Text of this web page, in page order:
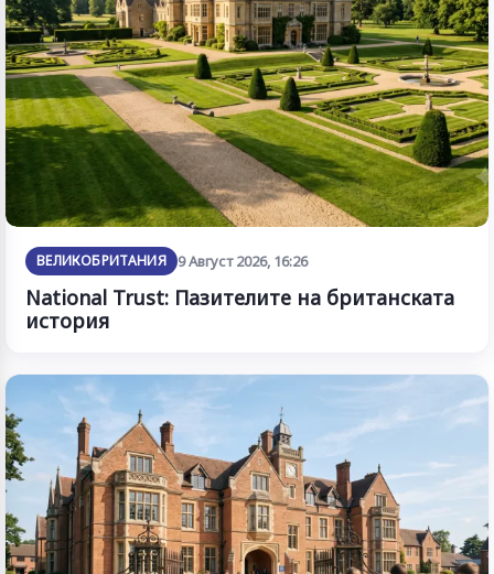
ВЕЛИКОБРИТАНИЯ 9 Август 2026, 16:26
National Trust: Пазителите на британската
история